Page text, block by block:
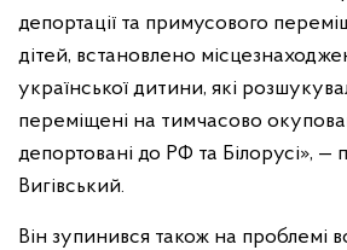
депортації та примусового
дітей, встановлено
української дитини, які
переміщені на тимчасово
депортовані до РФ та Білорусі», —
Вигівський.
Він зупинився також на проблемі